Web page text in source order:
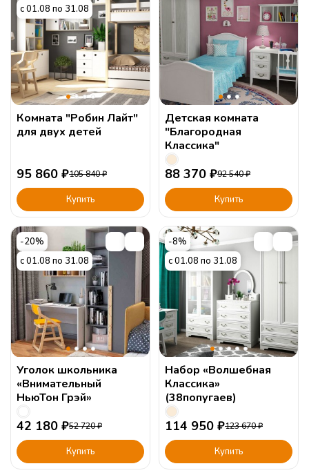
с 01.08 по 31.08
Комната "Робин Лайт"
для двух детей
95 860 ₽105 840₽
Купить
Детская комната
"Благородная
Классика"
88 370 ₽92 540₽
Купить
-20%
с 01.08 по 31.08
Уголок школьника
«Внимательный
НьюТон Грэй»
42 180 ₽52 720₽
Купить
-8%
с 01.08 по 31.08
Набор «Волшебная
Классика»
(38попугаев)
114 950 ₽123 670₽
Купить